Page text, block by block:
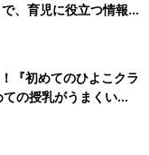
、育児に役立つ情報が
『初めてのひよこクラ
の授乳がうまくい
夏のトラブル 解決テ